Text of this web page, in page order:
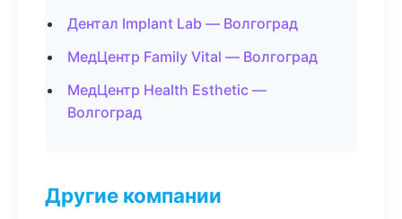
Дентал Implant Lab — Волгоград
МедЦентр Family Vital — Волгоград
МедЦентр Health Esthetic —
Волгоград
Другие компании